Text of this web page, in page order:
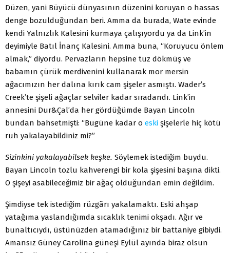
Düzen, yani Büyücü dünyasının düzenini koruyan o hassas
denge bozulduğundan beri. Amma da burada, Wate evinde
kendi Yalnızlık Kalesini kurmaya çalışıyordu ya da Link’in
deyimiyle Batıl İnanç Kalesini. Amma buna, “Koruyucu önlem
almak,” diyordu. Pervazların hepsine tuz dökmüş ve
babamın çürük merdivenini kullanarak mor mersin
ağacımızın her dalına kırık cam şişeler asmıştı. Wader’s
Creek’te şişeli ağaçlar selviler kadar sıradandı. Link’in
annesini Dur&Çal’da her gördüğümde Bayan Lincoln
bundan bahsetmişti: “Bugüne kadar o eski şişelerle hiç kötü
ruh yakalayabildiniz mi?”
Sizinkini yakalayabilsek keşke. Söylemek istediğim buydu.
Bayan Lincoln tozlu kahverengi bir kola şişesini başına dikti.
O şişeyi asabileceğimiz bir ağaç olduğundan emin değildim.
Şimdiyse tek istediğim rüzgârı yakalamaktı. Eski ahşap
yatağıma yaslandığımda sıcaklık tenimi okşadı. Ağır ve
bunaltıcıydı, üstünüzden atamadığınız bir battaniye gibiydi.
Amansız Güney Carolina güneşi Eylül ayında biraz olsun